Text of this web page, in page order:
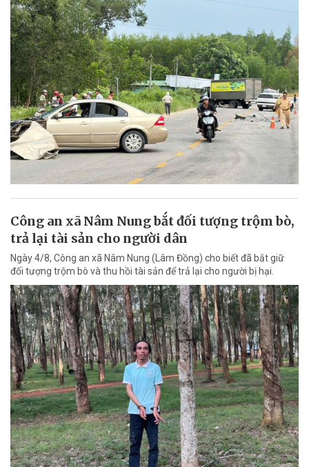
Công an xã Nâm Nung bắt đối tượng trộm bò,
trả lại tài sản cho người dân
Ngày 4/8, Công an xã Nâm Nung (Lâm Đồng) cho biết đã bắt giữ
đối tượng trộm bò và thu hồi tài sản để trả lại cho người bị hại.